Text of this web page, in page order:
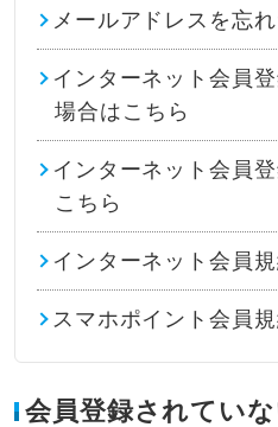
メールアドレスを忘
インターネット会員
場合はこちら
インターネット会員
こちら
インターネット会員
スマホポイント会員
会員登録されてい